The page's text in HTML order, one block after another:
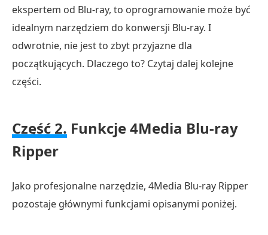
ekspertem od Blu-ray, to oprogramowanie może być
idealnym narzędziem do konwersji Blu-ray. I
odwrotnie, nie jest to zbyt przyjazne dla
początkujących. Dlaczego to? Czytaj dalej kolejne
części.
Część 2. Funkcje 4Media Blu-ray
Ripper
Jako profesjonalne narzędzie, 4Media Blu-ray Ripper
pozostaje głównymi funkcjami opisanymi poniżej.